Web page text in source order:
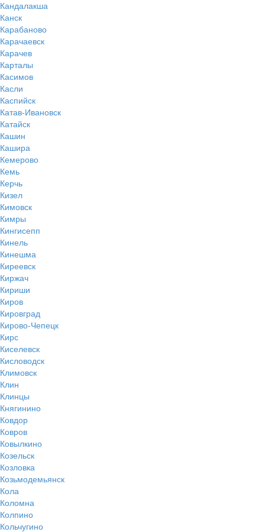
Кандалакша
Канск
Карабаново
Карачаевск
Карачев
Карталы
Касимов
Касли
Каспийск
Катав-Ивановск
Катайск
Кашин
Кашира
Кемерово
Кемь
Керчь
Кизел
Кимовск
Кимры
Кингисепп
Кинель
Кинешма
Киреевск
Киржач
Кириши
Киров
Кировград
Кирово-Чепецк
Кирс
Киселевск
Кисловодск
Климовск
Клин
Клинцы
Княгинино
Ковдор
Ковров
Ковылкино
Козельск
Козловка
Козьмодемьянск
Кола
Коломна
Колпино
Кольчугино